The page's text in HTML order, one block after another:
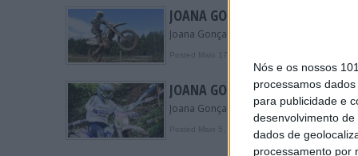
Nós e os nossos
processamos
para publicidade e
desenvolvimento de
dados de
processamento por
JOANA GONÇALVES, CN ENDURO
Joana Gonçalves começou da melhor
Posted Maio 17, 2021
JOANA GONÇALVES, CN
Joana Gonçalves voltou a levar de
Posted Maio 5, 2021